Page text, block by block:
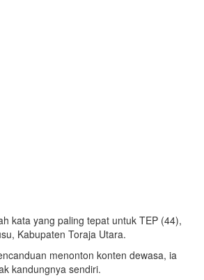
kata yang paling tepat untuk TEP (44),
Kabupaten Toraja Utara.
menonton konten dewasa, ia
kandungnya sendiri.